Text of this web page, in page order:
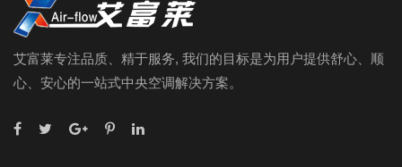
艾富莱专注品质、精于服务, 我们的目标是为用户提供舒心、顺
心、安心的一站式中央空调解决方案。